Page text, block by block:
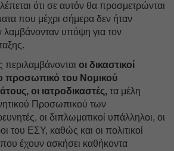
ότι σε αυτόν θα προσμετρώνται
που μέχρι σήμερα δεν ήταν
υπόψη για τον
περιλαμβάνονται οι δικαστικοί
προσωπικό του Νομικού
οι ιατροδικαστές, τα μέλη
Προσωπικού των
οι διπλωματικοί υπάλληλοι, οι
του ΕΣΥ, καθώς και οι πολιτικοί
έχουν ασκήσει καθήκοντα